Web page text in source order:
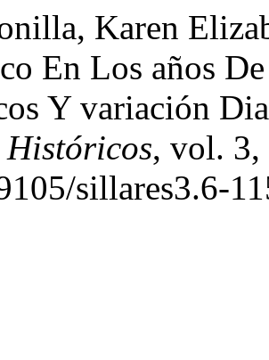
Karen
En Los años
Y variación
, vol. 3,
sillares3.6-